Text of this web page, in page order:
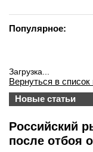
Популярное:
Загрузка...
Вернуться в список
Новые статьи
Российский
после отбоя